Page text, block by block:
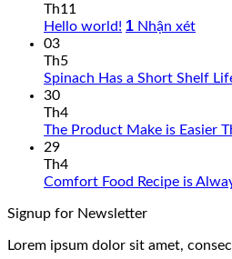
Th11
Hello world! 1 Nhận xét
03
Th5
Spinach Has a Short Shelf
30
Th4
The Product Make is Easier
29
Th4
Comfort Food Recipe is
Signup for Newsletter
Lorem ipsum dolor sit amet,